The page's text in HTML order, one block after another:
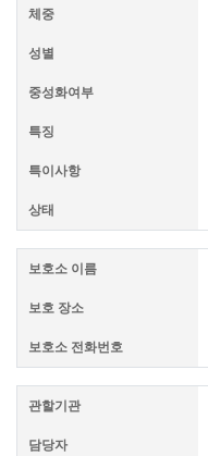
체중
성별
중성화여부
특징
특이사항
상태
보호소 이름
보호 장소
보호소 전화번호
관할기관
담당자